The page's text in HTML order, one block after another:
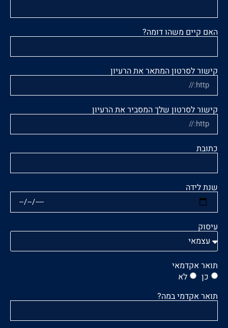
האם קיים משהו דומה?
קישור לסרטון המתאר את הרעיון
קישור לסרטון שלך המסביר את הרעיון
כתובת
שנת לידה
עיסוק
תואר אקדמאי
כן
לא
תואר אקדמי במה?